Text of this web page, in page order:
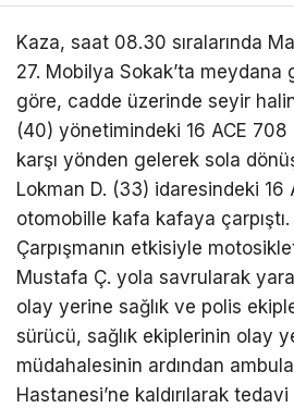
Kaza, saat 08.30 sıralarında
27. Mobilya Sokak’ta meydana
göre, cadde üzerinde seyir
(40) yönetimindeki 16 ACE 708
karşı yönden gelerek sola
Lokman D. (33) idaresindeki 16
otomobille kafa kafaya çarpıştı.
Çarpışmanın etkisiyle
Mustafa Ç. yola savrularak
olay yerine sağlık ve polis
sürücü, sağlık ekiplerinin olay
müdahalesinin ardından
Hastanesi’ne kaldırılarak tedavi